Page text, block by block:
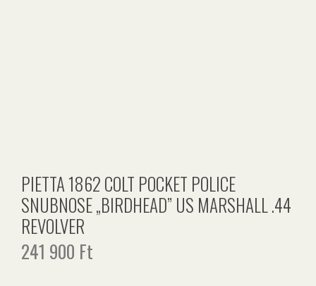
PIETTA 1862 COLT POCKET POLICE
SNUBNOSE „BIRDHEAD” US MARSHALL .44
REVOLVER
241 900 Ft